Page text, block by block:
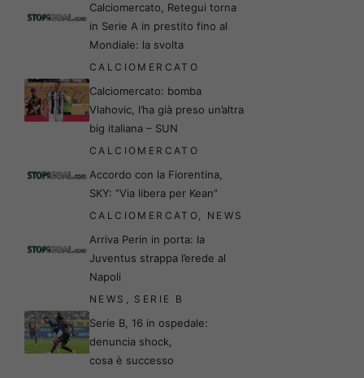
Calciomercato, Retegui torna
in Serie A in prestito fino al
Mondiale: la svolta
CALCIOMERCATO
Calciomercato: bomba
Vlahovic, l’ha già preso un’altra
big italiana – SUN
CALCIOMERCATO
Accordo con la Fiorentina,
SKY: “Via libera per Kean”
CALCIOMERCATO, NEWS
Arriva Perin in porta: la
Juventus strappa l’erede al
Napoli
NEWS , SERIE B
Serie B, 16 in ospedale:
denuncia shock,
cosa è successo